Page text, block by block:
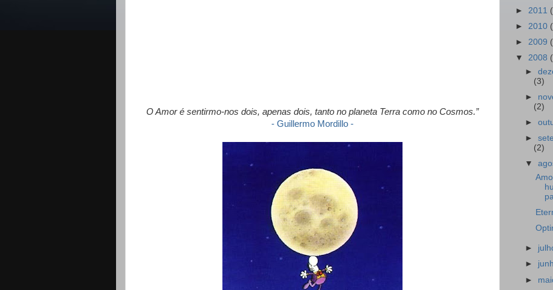
O Amor é sentirmo-nos dois, apenas dois, tanto no planeta Terra como no Cosmos.”
- Guillermo Mordillo -
► 2011
► 2010
► 2009
▼ 2008
►
(3)
►
(2)
►
►
(2)
▼
►
►
►